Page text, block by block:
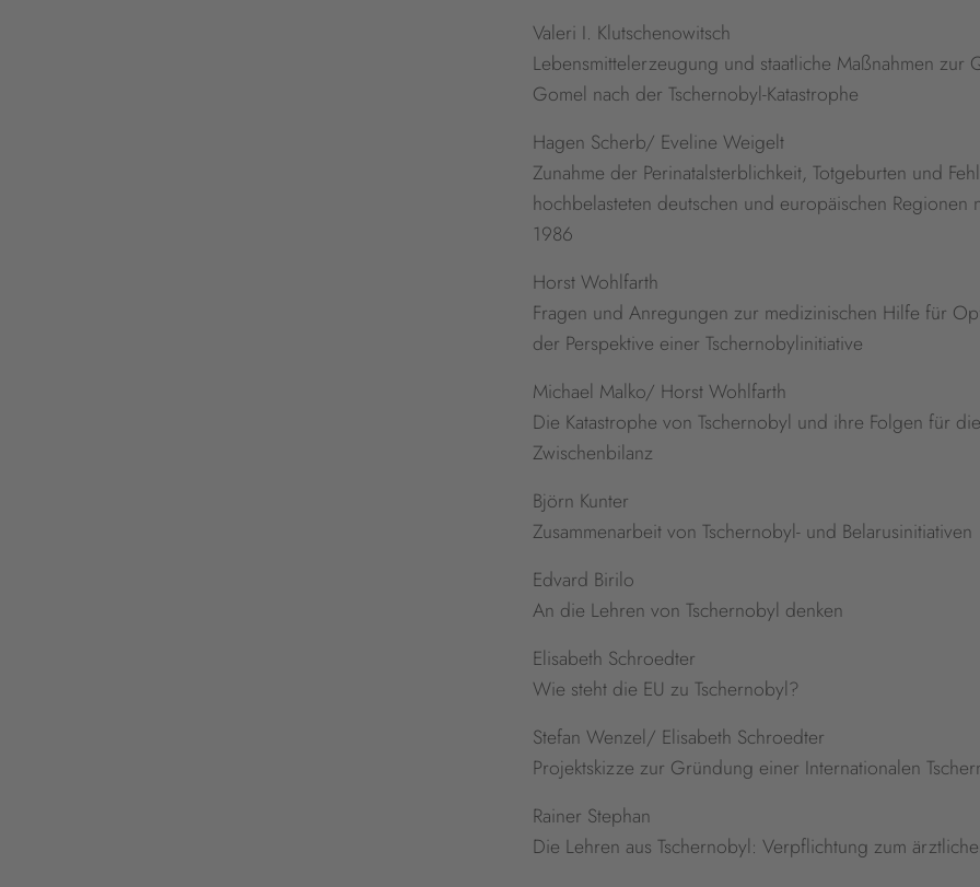
Valeri I. Klutschenowitsch
Lebensmittelerzeugung und staatliche Maßnahmen
Gomel nach der Tschernobyl-Katastrophe
Hagen Scherb/ Eveline Weigelt
Zunahme der Perinatalsterblichkeit, Totgeburten und
hochbelasteten deutschen und europäischen
1986
Horst Wohlfarth
Fragen und Anregungen zur medizinischen Hilfe für
der Perspektive einer Tschernobylinitiative
Michael Malko/ Horst Wohlfarth
Die Katastrophe von Tschernobyl und ihre Folgen für
Zwischenbilanz
Björn Kunter
Zusammenarbeit von Tschernobyl- und Belarusinitiativen
Edvard Birilo
An die Lehren von Tschernobyl denken
Elisabeth Schroedter
Wie steht die EU zu Tschernobyl?
Stefan Wenzel/ Elisabeth Schroedter
Projektskizze zur Gründung einer Internationalen
Rainer Stephan
Die Lehren aus Tschernobyl: Verpflichtung zum